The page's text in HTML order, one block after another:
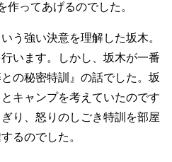
ってあげるのでした。
う強い決意を理解した坂木。
います。しかし、坂木が一番
の秘密特訓』の話でした。坂
キャンプを考えていたのです
り、怒りのしごき特訓を部屋
るのでした。